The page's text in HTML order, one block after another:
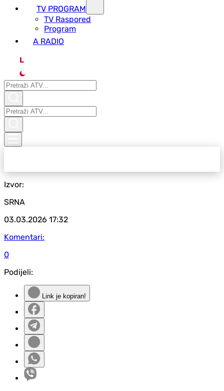
TV PROGRAM
ТV Raspored
Program
A RADIO
L
Izvor:
SRNA
03.03.2026 17:32
Komentari:
0
Podijeli:
Link je kopiran!